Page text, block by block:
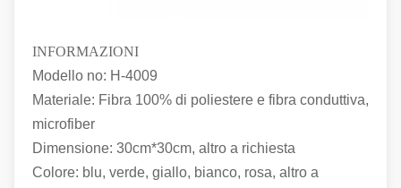
INFORMAZIONI
Modello no: H-4009
Materiale: Fibra 100% di poliestere e fibra conduttiva,
microfiber
Dimensione: 30cm*30cm, altro a richiesta
Colore: blu, verde, giallo, bianco, rosa, altro a